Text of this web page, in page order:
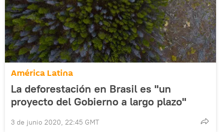
América Latina
La deforestación en Brasil es "un
proyecto del Gobierno a largo plazo"
3 de junio 2020, 22:45 GMT